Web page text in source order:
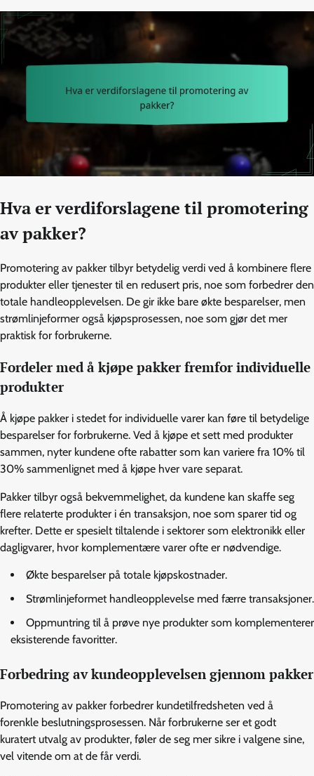
Hva er verdiforslagene til promotering
av pakker?
Promotering av pakker tilbyr betydelig verdi ved å kombinere flere
produkter eller tjenester til en redusert pris, noe som forbedrer den
totale handleopplevelsen. De gir ikke bare økte besparelser, men
strømlinjeformer også kjøpsprosessen, noe som gjør det mer
praktisk for forbrukerne.
Fordeler med å kjøpe pakker fremfor individuelle
produkter
Å kjøpe pakker i stedet for individuelle varer kan føre til betydelige
besparelser for forbrukerne. Ved å kjøpe et sett med produkter
sammen, nyter kundene ofte rabatter som kan variere fra 10% til
30% sammenlignet med å kjøpe hver vare separat.
Pakker tilbyr også bekvemmelighet, da kundene kan skaffe seg
flere relaterte produkter i én transaksjon, noe som sparer tid og
krefter. Dette er spesielt tiltalende i sektorer som elektronikk eller
dagligvarer, hvor komplementære varer ofte er nødvendige.
Økte besparelser på totale kjøpskostnader.
Strømlinjeformet handleopplevelse med færre transaksjoner.
Oppmuntring til å prøve nye produkter som komplementerer
eksisterende favoritter.
Forbedring av kundeopplevelsen gjennom pakker
Promotering av pakker forbedrer kundetilfredsheten ved å
forenkle beslutningsprosessen. Når forbrukerne ser et godt
kuratert utvalg av produkter, føler de seg mer sikre i valgene sine,
vel vitende om at de får verdi.